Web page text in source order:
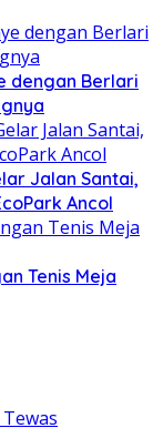
dengan Berlari
Jalan Santai,
Ancol
Tenis Meja